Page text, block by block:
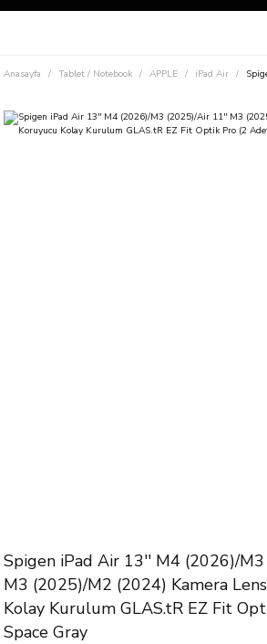
Siparişleriniz
Süper İndirimli Fiyatlar
Anasayfa Tablet / Notebook APPLE iPad Air
Spigen iPad Air 13'' M4 (2026)/
M3 (2025)/M2 (2024) Kamera
Kolay Kurulum GLAS.tR EZ Fit
Space Gray